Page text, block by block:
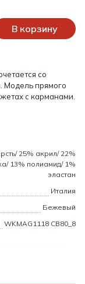
В корзину
со
Модель прямого
с карманами.
25% акрил/ 22%
13% полиамид/ 1%
эластан
Италия
Бежевый
WKMAG1118 CB80_8